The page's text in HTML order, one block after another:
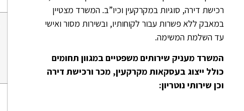
רכישת דירה, סוגיות במקרקעין וכיו”ב. המשרד מצטיין
במאבק ללא פשרות עבור לקוחותיו, ובשירות מסור ואישי
עד השלמת המשימה.
המשרד מעניק שירותים משפטיים במגוון תחומים
כולל ייצוג בעסקאות מקרקעין, מכר ורכישת דירה
וכן שירותי נוטריון: